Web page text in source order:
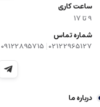
ساعت کاری
9‌ تا ۱۷
شماره تماس
02122965127
|
09122895715
درباره ما